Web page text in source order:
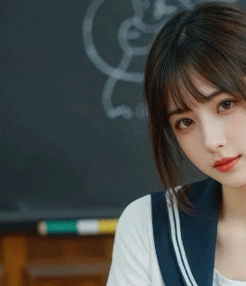
短剧
最热 添加 评分
都市 甜宠
2025 2024
全部 大陆 香港 台湾